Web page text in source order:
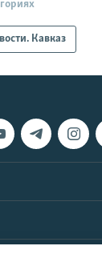
Кавказ